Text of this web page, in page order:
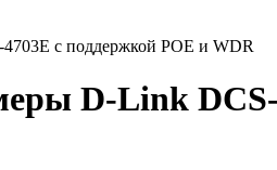
с поддержкой POE и WDR
D-Link